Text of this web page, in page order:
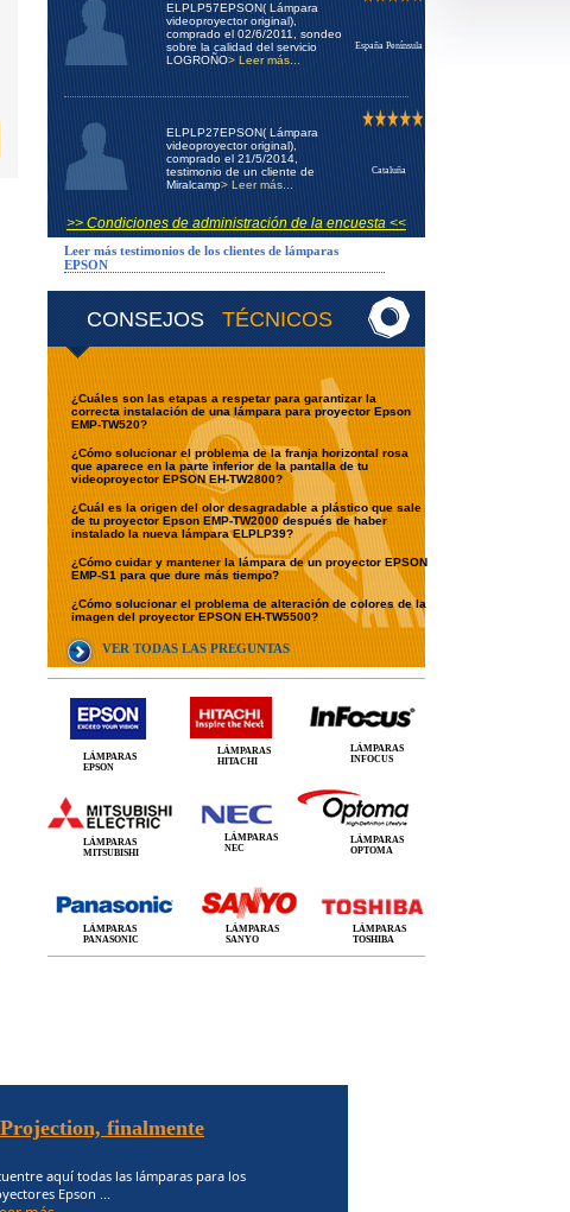
CONSEJOS TÉCNICOS
¿Cuáles son las etapas a respetar para garantizar la
correcta instalación de una lámpara para proyector Epson
EMP-TW520?
¿Cómo solucionar el problema de la franja horizontal rosa
que aparece en la parte inferior de la pantalla de tu
videoproyector EPSON EH-TW2800?
¿Cuál es la origen del olor desagradable a plástico que sale
de tu proyector Epson EMP-TW2000 después de haber
instalado la nueva lámpara ELPLP39?
¿Cómo cuidar y mantener la lámpara de un proyector EPSON
EMP-S1 para que dure más tiempo?
¿Cómo solucionar el problema de alteración de colores de la
imagen del proyector EPSON EH-TW5500?
VER TODAS LAS PREGUNTAS
ELPLP57EPSON( Lámpara
videoproyector original),
comprado el 02/6/2011, sondeo
sobre la calidad del servicio
LOGROÑO> Leer más...
España Península
ELPLP27EPSON( Lámpara
videoproyector original),
comprado el 21/5/2014,
testimonio de un cliente de
Miralcamp> Leer más...
Cataluña
>> Condiciones de administración de la encuesta <<
Leer más testimonios de los clientes de lámparas
EPSON
LÁMPARAS
EPSON
LÁMPARAS
HITACHI
LÁMPARAS
INFOCUS
LÁMPARAS
MITSUBISHI
LÁMPARAS
NEC
LÁMPARAS
OPTOMA
LÁMPARAS
PANASONIC
LÁMPARAS
SANYO
LÁMPARAS
TOSHIBA
finalmente
aquí todas las lámparas para los
Epson ...